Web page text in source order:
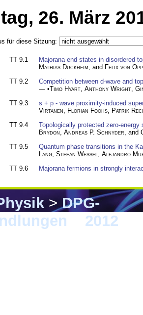
26. März
für diese Sitzung:
TT 9.1
Majorana end states in disordered
Mathias Duckheim , and Felix von
TT 9.2
Competition between d-wave and
— •Timo Hyart Anthony Wright
TT 9.3
s + p - wave proximity-induced
Virtanen
Florian Foohs Patrik
TT 9.4
Topologically protected zero-
Brydon Andreas P. Schnyder , and
TT 9.5
Quantum phase transitions in the
Lang Stefan Wessel
Alejandro
TT 9.6 Majorana fermions in strongly
>DPG-
2012